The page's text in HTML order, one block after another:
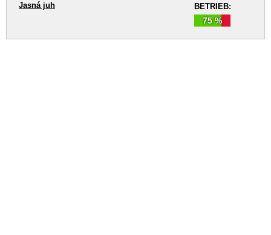
BETRIEB:
75 %
Jasná juh